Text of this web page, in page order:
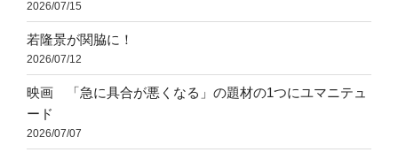
2026/07/15
若隆景が関脇に！
2026/07/12
映画 「急に具合が悪くなる」の題材の1つにユマニテュ
ード
2026/07/07